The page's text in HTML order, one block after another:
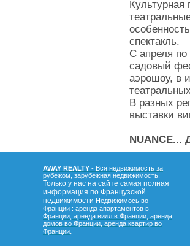
спектакль.
С апреля
садовый
аэрошоу, в
В разных
выставки
NUANCE...
AWAY REALTY - Вся недвижимость за
рубежом, зарубежная недвижимость.
Только у нас на сайте самая полная
информация по Французской
недвижимости Недвижимось во
Франции : аренда апартаментов в
Франции, аренда вилл в Франции, аренда
домов во Франции, аренда квартир во
Франции.